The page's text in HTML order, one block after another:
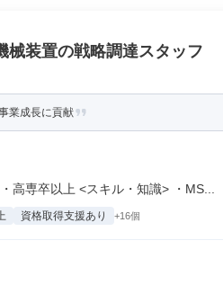
械装置の戦略調達スタッフ
業成長に貢献
高専卒以上 <スキル・知識> ・MS...
資格取得支援あり +16個